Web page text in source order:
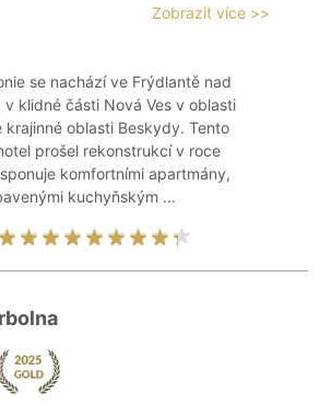
Zobrazit více >>
se nachází ve Frýdlantě nad
v klidné části Nová Ves v oblasti
krajinné oblasti Beskydy. Tento
prošel rekonstrukcí v roce
komfortními apartmány,
kuchyňským ...